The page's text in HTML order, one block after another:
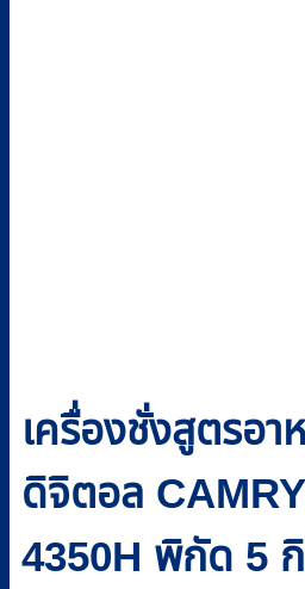
เครื่องชั่งสูตรอา
ดิจิตอล
4350H พิกัด 5